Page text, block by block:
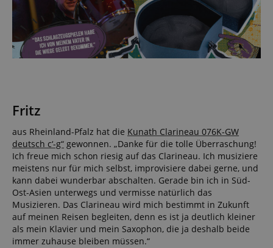
Fritz
aus Rheinland-Pfalz hat die Kunath Clarineau 076K-GW
deutsch c‘-g“ gewonnen. „Danke für die tolle Überraschung!
Ich freue mich schon riesig auf das Clarineau. Ich musiziere
meistens nur für mich selbst, improvisiere dabei gerne, und
kann dabei wunderbar abschalten. Gerade bin ich in Süd-
Ost-Asien unterwegs und vermisse natürlich das
Musizieren. Das Clarineau wird mich bestimmt in Zukunft
auf meinen Reisen begleiten, denn es ist ja deutlich kleiner
als mein Klavier und mein Saxophon, die ja deshalb beide
immer zuhause bleiben müssen.“